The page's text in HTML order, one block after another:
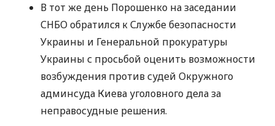
В тот же день Порошенко на заседании
СНБО обратился к Службе безопасности
Украины и Генеральной прокуратуры
Украины с просьбой оценить возможности
возбуждения против судей Окружного
админсуда Киева уголовного дела за
неправосудные решения.